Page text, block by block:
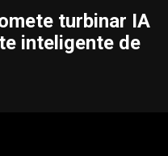
turbinar IA
inteligente de